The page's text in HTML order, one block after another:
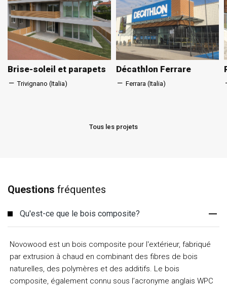
Brise-soleil et parapets
Trivignano (Italia)
Décathlon Ferrare
Ferrara (Italia)
Tous les projets
Questions fréquentes
Qu'est-ce que le bois composite?
Novowood est un bois composite pour l'extérieur, fabriqué
par extrusion à chaud en combinant des fibres de bois
naturelles, des polymères et des additifs. Le bois
composite, également connu sous l’acronyme anglais WPC